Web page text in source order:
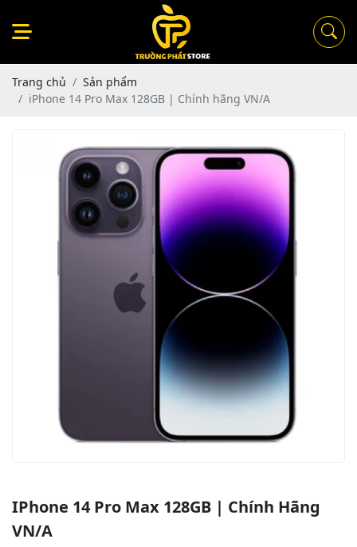
Trang chủ
Sản phẩm
iPhone 14 Pro Max 128GB | Chính hãng VN/A
IPhone 14 Pro Max 128GB | Chính Hãng
VN/A